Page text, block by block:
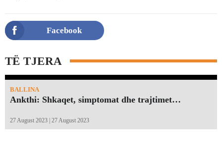
Facebook
TË TJERA
BALLINA
Ankthi: Shkaqet, simptomat dhe trajtimet…
27 August 2023 | 27 August 2023